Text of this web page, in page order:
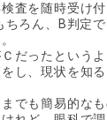
査を随時受け付
ちろん、B判定
だったという
し、現状を知
でも簡易的なも